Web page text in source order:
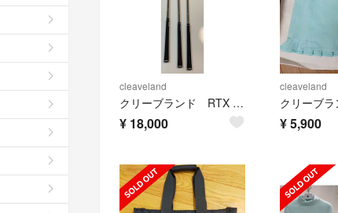
cleaveland
クリーブランド RTX F-FORGEO Ⅱ
¥ 18,000
cleaveland
¥5,900